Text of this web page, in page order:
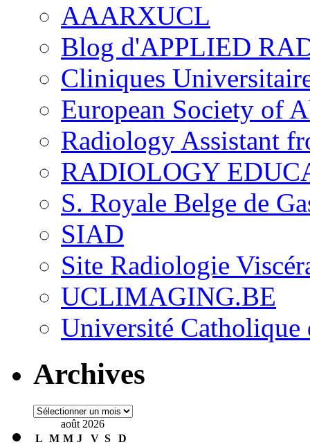
AAARXUCL
Blog d'APPLIED
Cliniques
European Society of
Radiology Assistant
RADIOLOGY
S. Royale Belge de
SIAD
Site Radiologie
UCLIMAGING.BE
Université Catholique
Archives
Archives
août 2026
L M M J V S
D